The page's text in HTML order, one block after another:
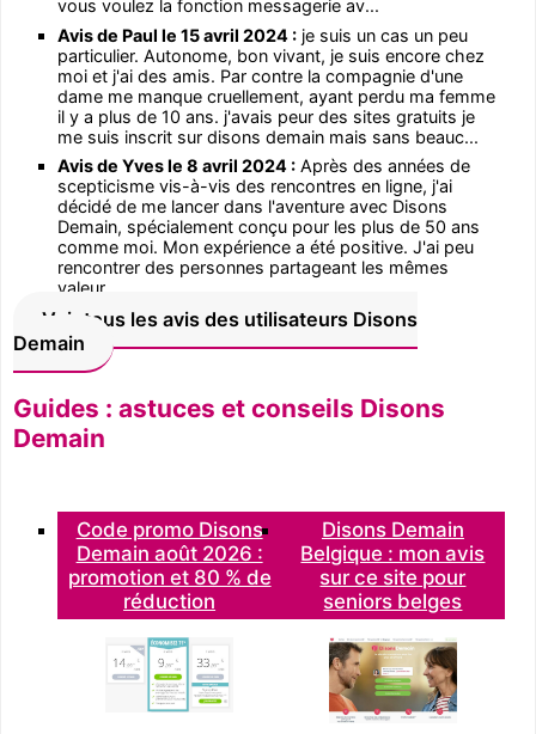
vous voulez la fonction messagerie av...
Avis de Paul le 15 avril 2024 : je suis un cas un peu
particulier. Autonome, bon vivant, je suis encore chez
moi et j'ai des amis. Par contre la compagnie d'une
dame me manque cruellement, ayant perdu ma femme
il y a plus de 10 ans. j'avais peur des sites gratuits je
me suis inscrit sur disons demain mais sans beauc...
Avis de Yves le 8 avril 2024 : Après des années de
scepticisme vis-à-vis des rencontres en ligne, j'ai
décidé de me lancer dans l'aventure avec Disons
Demain, spécialement conçu pour les plus de 50 ans
comme moi. Mon expérience a été positive. J'ai peu
rencontrer des personnes partageant les mêmes
valeur...
Voir tous les avis des utilisateurs Disons
Demain
Guides : astuces et conseils Disons
Demain
Code promo Disons
Demain août 2026 :
promotion et 80 % de
réduction
Disons Demain
Belgique : mon avis
sur ce site pour
seniors belges